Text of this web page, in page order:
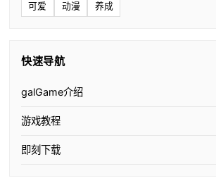
可爱 动漫 养成
快速导航
galGame介绍
游戏教程
即刻下载